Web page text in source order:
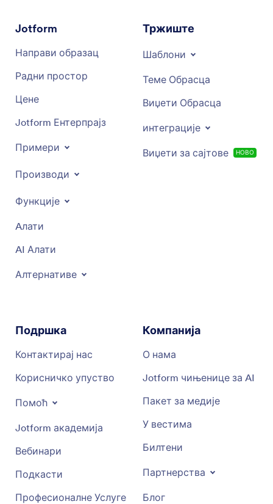
Jotform
Направи образац
Радни простор
Цене
Jotform Ентерпрајз
Примери
Производи
Функције
Aлати
AI Алати
Алтернативе
Тржиште
Шаблони
Теме Обрасца
Виџети Обрасца
интеграције
Виџети за сајтове НОВО
Подршка
Контактирај нас
Корисничко упуство
Помоћ
Jotform академија
Вебинари
Подкасти
Професионалне Услуге
Компанија
О нама
Jotform чињенице за AI
Пакет за медије
У вестима
Билтени
Партнерства
Блог